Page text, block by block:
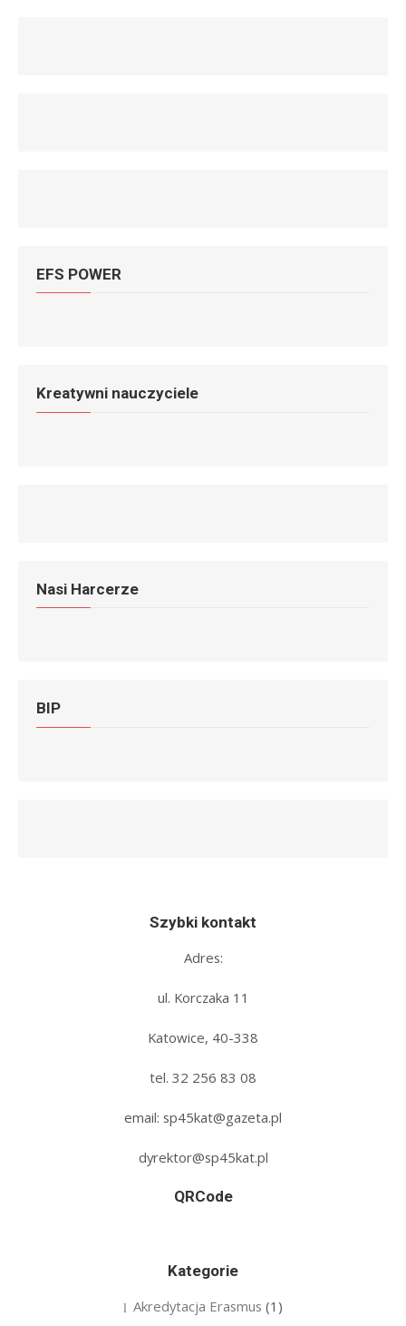
EFS POWER
Kreatywni nauczyciele
Nasi Harcerze
BIP
Szybki kontakt
Adres:
ul. Korczaka 11
Katowice, 40-338
tel. 32 256 83 08‬
email: sp45kat@gazeta.pl
dyrektor@sp45kat.pl
QRCode
Kategorie
Akredytacja Erasmus (1)